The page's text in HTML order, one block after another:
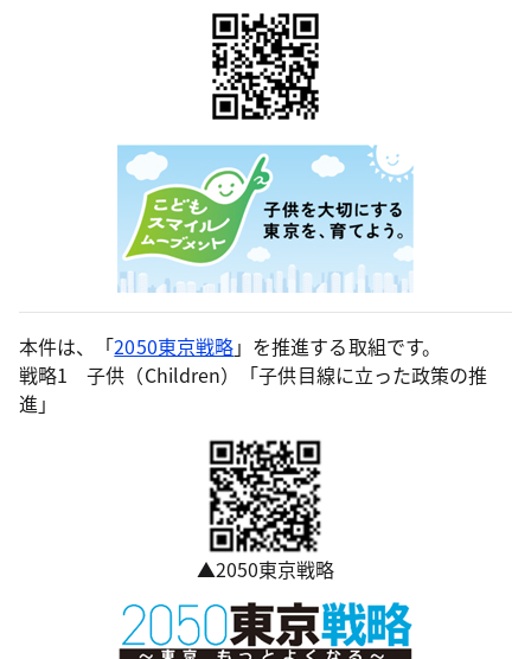
本件は、「2050東京戦略」を推進する取組です。
戦略1 子供（Children）「子供目線に立った政策の推
進」
▲2050東京戦略